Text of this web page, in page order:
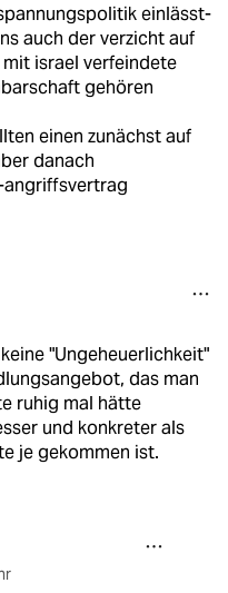
einlässt-
auch der verzicht auf
israel verfeindete
gehören
einen zunächst auf
danach
"Ungeheuerlichkeit"
das man
ruhig mal hätte
und konkreter als
je gekommen ist.